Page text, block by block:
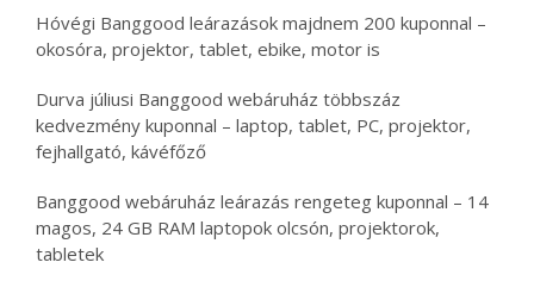
Hóvégi Banggood leárazások majdnem 200 kuponnal –
okosóra, projektor, tablet, ebike, motor is
Durva júliusi Banggood webáruház többszáz
kedvezmény kuponnal – laptop, tablet, PC, projektor,
fejhallgató, kávéfőző
Banggood webáruház leárazás rengeteg kuponnal – 14
magos, 24 GB RAM laptopok olcsón, projektorok,
tabletek